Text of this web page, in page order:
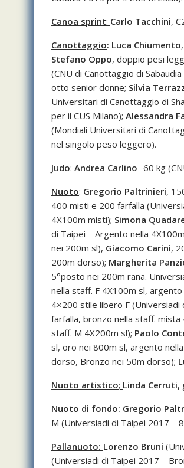
Canoa sprint: Carlo Tacchini,
Canottaggio: Luca Chiumento
Stefano Oppo, doppio pesi
(CNU di Canottaggio di
otto senior donne; Silvia
Universitari di Canottaggio di
per il CUS Milano); Alessandra
(Mondiali Universitari di
nel singolo peso leggero).
Judo: Andrea Carlino -60 kg
Nuoto: Gregorio Paltrinieri,
400 misti e 200 farfalla
4X100m misti); Simona
di Taipei – Argento nella
nei 200m sl), Giacomo Carini,
200m dorso); Margherita
5°posto nei 200m rana.
nella staff. F 4X100m sl,
4×200 stile libero F (Universiadi
farfalla, bronzo nella staff.
staff. M 4X200m sl); Paolo
sl, oro nei 800m sl, argento
dorso, Bronzo nei 50m dorso);
Nuoto artistico; Linda Cerruti,
Nuoto di fondo: Gregorio
M (Universiadi di Taipei 2017 –
Pallanuoto: Lorenzo Bruni
(Universiadi di Taipei 2017 –